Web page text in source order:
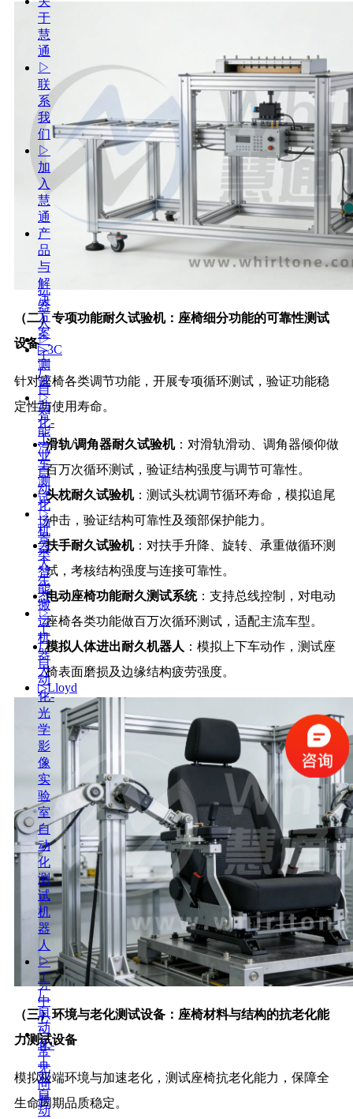
工
厂
自
动
化-
光
学
影
像
实
验
室
自
动
化
测
试
机
器
人
▷
工
厂
自
动
化-
工
业
自
动
化
场
景
类
智
能
搬
运
机
器
人
▷Lloyd
系
列
资
讯
中
心
服
务
支
持
▷
技
术
支
持
▷
服
务
中
心
▷
常
见
问
题
（二）专项功能耐久试验机：座椅细分功能的可靠性测试
设备
针对座椅各类调节功能，开展专项循环测试，验证功能稳
定性与使用寿命。
滑轨/调角器耐久试验机：对滑轨滑动、调角器倾仰做
百万次循环测试，验证结构强度与调节可靠性。
头枕耐久试验机：测试头枕调节循环寿命，模拟追尾
冲击，验证结构可靠性及颈部保护能力。
扶手耐久试验机：对扶手升降、旋转、承重做循环测
试，考核结构强度与连接可靠性。
电动座椅功能耐久测试系统：支持总线控制，对电动
座椅各类功能做百万次循环测试，适配主流车型。
模拟人体进出耐久机器人 ：模拟上下车动作，测试座
椅表面磨损及边缘结构疲劳强度。
（三）环境与老化测试设备：座椅材料与结构的抗老化能
力测试设备
模拟极端环境与加速老化，测试座椅抗老化能力，保障全
生命周期品质稳定。
于
慧
通
▷
联
系
我
们
▷
加
入
慧
通
产
品
与
解
决
方
案
▷3C
测
试
▷
智
能
汽
车
测
试
▷
机
器
人
生
态
▷
工
厂
自
动
化-
光
学
影
像
实
验
室
自
动
化
测
试
机
器
人
▷
工
厂
自
动
化-
工
业
自
动